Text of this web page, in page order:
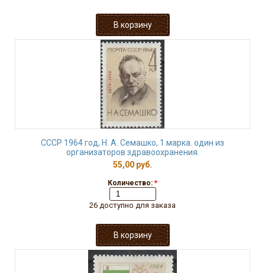
СССР 1964 год, Н. А. Семашко, 1 марка. один из
организаторов здравоохранения.
55,00 руб.
Количество: *
26 доступно для заказа